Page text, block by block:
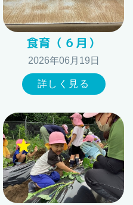
食育（６月）
2026年06月19日
詳しく見る